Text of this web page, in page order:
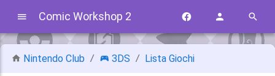
Comic Workshop 2
Nintendo Club 3DS Lista Giochi